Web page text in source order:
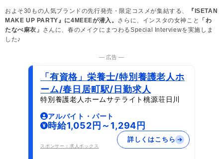
およそ30もの人気ブランドの先行発売・限定コスメが集結する、
『ISETAN
MAKE UP PARTY』に4MEEEが潜入。 さらに、インスタの女神こと
「わ
たなべ麻衣」 さんに、春のメイクにまつわるSpecial Interviewを実施しま
した♪
― 広告 ―
「有資格」栄養士/特別養護老人ホ
ーム/春日居町駅/日勤求人
特別養護老人ホームサテライト桃源荘日川
アルバイト・パート
時給1,052円～1,294円
スポンサー：求人ボックス
詳しくはこちら